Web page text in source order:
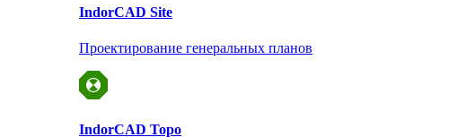
IndorCAD Site
Проектирование генеральных планов
IndorCAD Topo